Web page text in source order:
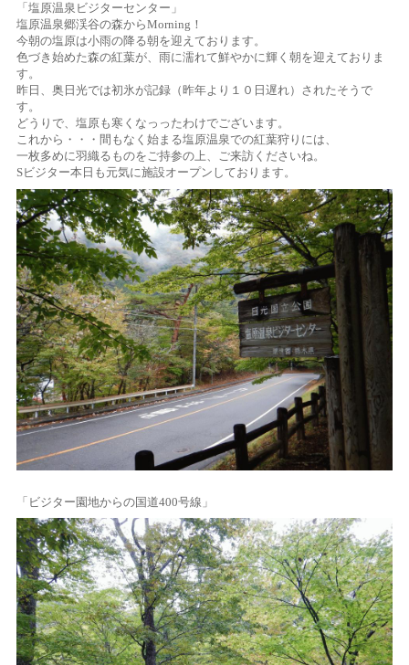
「塩原温泉ビジターセンター」
塩原温泉郷渓谷の森からMorning！
今朝の塩原は小雨の降る朝を迎えております。
色づき始めた森の紅葉が、雨に濡れて鮮やかに輝く朝を迎えておりま
す。
昨日、奥日光では初氷が記録（昨年より１０日遅れ）されたそうで
す。
どうりで、塩原も寒くなっったわけでございます。
これから・・・間もなく始まる塩原温泉での紅葉狩りには、
一枚多めに羽織るものをご持参の上、ご来訪くださいね。
Sビジター本日も元気に施設オープンしております。
「ビジター園地からの国道400号線」